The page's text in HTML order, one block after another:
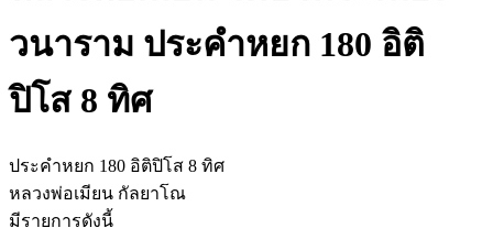
วนาราม ประคำหยก 180 อิติ
ปิโส 8 ทิศ
ประคำหยก 180 อิติปิโส 8 ทิศ
หลวงพ่อเมียน กัลยาโณ
มีรายการดังนี้